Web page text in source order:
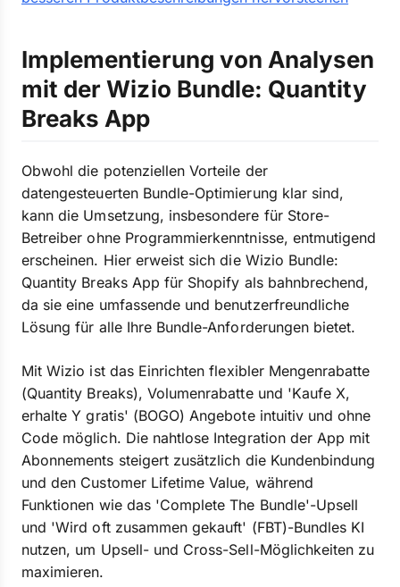
Implementierung von Analysen
mit der Wizio Bundle: Quantity
Breaks App
Obwohl die potenziellen Vorteile der
datengesteuerten Bundle-Optimierung klar sind,
kann die Umsetzung, insbesondere für Store-
Betreiber ohne Programmierkenntnisse, entmutigend
erscheinen. Hier erweist sich die Wizio Bundle:
Quantity Breaks App für Shopify als bahnbrechend,
da sie eine umfassende und benutzerfreundliche
Lösung für alle Ihre Bundle-Anforderungen bietet.
Mit Wizio ist das Einrichten flexibler Mengenrabatte
(Quantity Breaks), Volumenrabatte und 'Kaufe X,
erhalte Y gratis' (BOGO) Angebote intuitiv und ohne
Code möglich. Die nahtlose Integration der App mit
Abonnements steigert zusätzlich die Kundenbindung
und den Customer Lifetime Value, während
Funktionen wie das 'Complete The Bundle'-Upsell
und 'Wird oft zusammen gekauft' (FBT)-Bundles KI
nutzen, um Upsell- und Cross-Sell-Möglichkeiten zu
maximieren.